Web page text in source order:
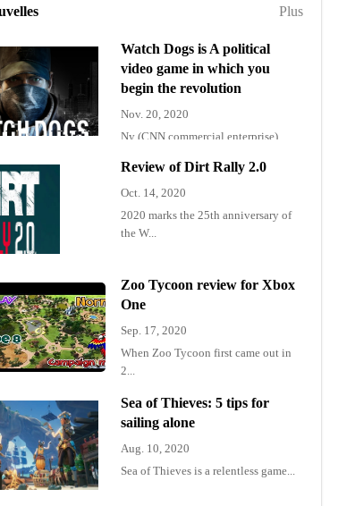
Plus
Watch Dogs is A political
video game in which you
begin the revolution
Nov. 20, 2020
Ny (CNN commercial enterprise)
Review of Dirt Rally 2.0
Oct. 14, 2020
2020 marks the 25th anniversary of
the W...
Zoo Tycoon review for Xbox
One
Sep. 17, 2020
When Zoo Tycoon first came out in
2...
Sea of Thieves: 5 tips for
sailing alone
Aug. 10, 2020
Sea of Thieves is a relentless game...